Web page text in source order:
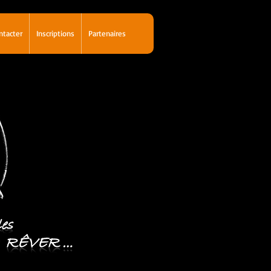
Inscriptions Partenaires